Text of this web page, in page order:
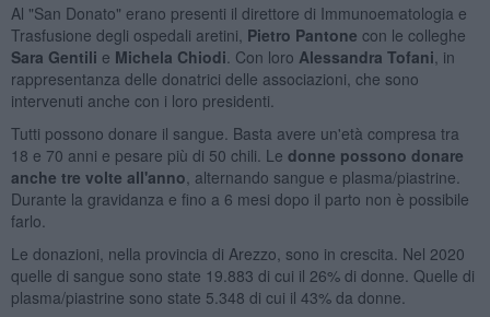
Al "San Donato" erano presenti il direttore di Immunoematologia e
Trasfusione degli ospedali aretini, Pietro Pantone con le colleghe
Sara Gentili e Michela Chiodi . Con loro Alessandra Tofani , in
rappresentanza delle donatrici delle associazioni, che sono
intervenuti anche con i loro presidenti.
Tutti possono donare il sangue. Basta avere un'età compresa tra
18 e 70 anni e pesare più di 50 chili. Le donne possono donare
anche tre volte all'anno , alternando sangue e plasma/piastrine.
Durante la gravidanza e fino a 6 mesi dopo il parto non è possibile
farlo.
Le donazioni, nella provincia di Arezzo, sono in crescita. Nel 2020
quelle di sangue sono state 19.883 di cui il 26% di donne. Quelle di
plasma/piastrine sono state 5.348 di cui il 43% da donne.